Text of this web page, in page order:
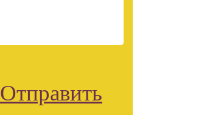
Отправить